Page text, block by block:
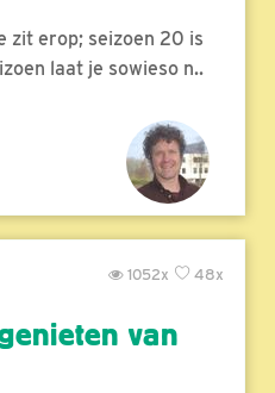
zit erop; seizoen 20 is
laat je sowieso n..
48x
1052x
van